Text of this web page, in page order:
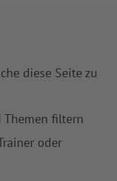
diese Seite zu
Themen filtern
oder